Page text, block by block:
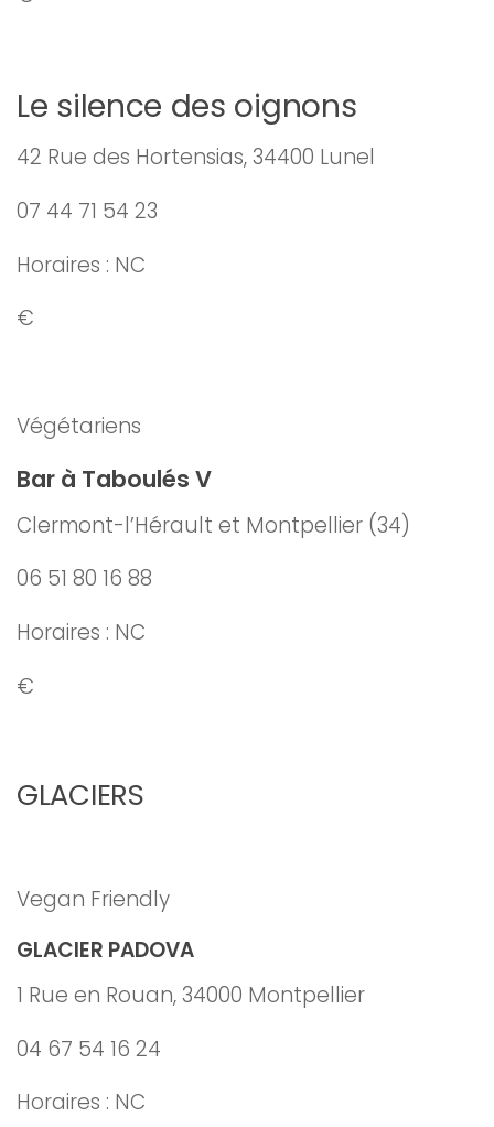
Le silence des oignons
42 Rue des Hortensias, 34400 Lunel
07 44 71 54 23
Horaires : NC
€
Végétariens
Bar à Taboulés V
Clermont-l’Hérault et Montpellier (34)
06 51 80 16 88
Horaires : NC
€
GLACIERS
Vegan Friendly
GLACIER PADOVA
1 Rue en Rouan, 34000 Montpellier
04 67 54 16 24
Horaires : NC